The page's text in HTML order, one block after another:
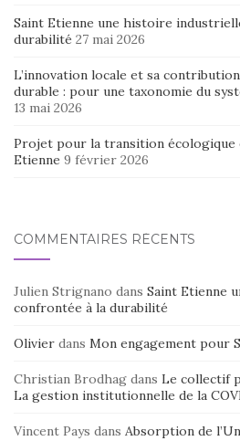
Saint Etienne une histoire
durabilité 27 mai 2026
L’innovation locale et sa
durable : pour une taxonomie du
13 mai 2026
Projet pour la transition écologique
Etienne 9 février 2026
COMMENTAIRES RÉCENTS
Julien Strignano dans Saint Etienne
confrontée à la durabilité
Olivier dans Mon engagement pour
Christian Brodhag dans Le collectif
La gestion institutionnelle de la
Vincent Pays dans Absorption de